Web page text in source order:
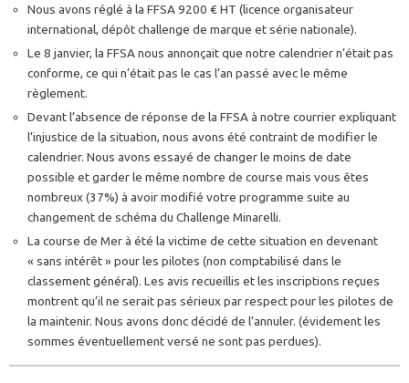
Nous avons réglé à la FFSA 9200 € HT (licence organisateur
international, dépôt challenge de marque et série nationale).
Le 8 janvier, la FFSA nous annonçait que notre calendrier n’était pas
conforme, ce qui n’était pas le cas l’an passé avec le même
règlement.
Devant l’absence de réponse de la FFSA à notre courrier expliquant
l’injustice de la situation, nous avons été contraint de modifier le
calendrier. Nous avons essayé de changer le moins de date
possible et garder le même nombre de course mais vous êtes
nombreux (37%) à avoir modifié votre programme suite au
changement de schéma du Challenge Minarelli.
La course de Mer à été la victime de cette situation en devenant
« sans intérêt » pour les pilotes (non comptabilisé dans le
classement général). Les avis recueillis et les inscriptions reçues
montrent qu’il ne serait pas sérieux par respect pour les pilotes de
la maintenir. Nous avons donc décidé de l’annuler. (évidement les
sommes éventuellement versé ne sont pas perdues).